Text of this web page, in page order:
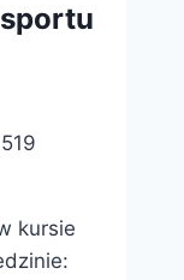
19
kursie